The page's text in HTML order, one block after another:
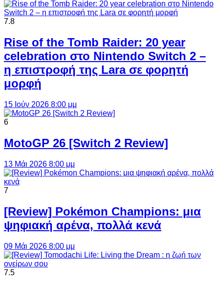
7.8
Rise of the Tomb Raider: 20 year
celebration στο Nintendo Switch 2 –
η επιστροφή της Lara σε φορητή
μορφή
15 Ιούν 2026 8:00 μμ
6
MotoGP 26 [Switch 2 Review]
13 Μάι 2026 8:00 μμ
7
[Review] Pokémon Champions: μια
ψηφιακή αρένα, πολλά κενά
09 Μάι 2026 8:00 μμ
7.5